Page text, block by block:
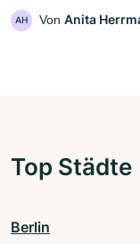
AH Von Anita
Top Städte
Berlin